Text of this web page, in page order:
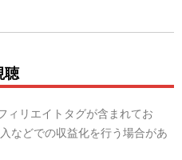
聴
ィリエイトタグが含まれてお
などでの収益化を行う場合があ